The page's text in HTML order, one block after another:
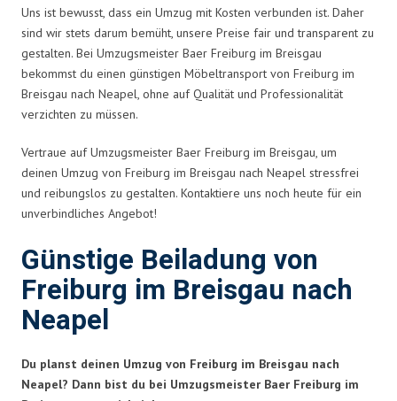
Uns ist bewusst, dass ein Umzug mit Kosten verbunden ist. Daher
sind wir stets darum bemüht, unsere Preise fair und transparent zu
gestalten. Bei Umzugsmeister Baer Freiburg im Breisgau
bekommst du einen günstigen Möbeltransport von Freiburg im
Breisgau nach Neapel, ohne auf Qualität und Professionalität
verzichten zu müssen.
Vertraue auf Umzugsmeister Baer Freiburg im Breisgau, um
deinen Umzug von Freiburg im Breisgau nach Neapel stressfrei
und reibungslos zu gestalten. Kontaktiere uns noch heute für ein
unverbindliches Angebot!
Günstige Beiladung von
Freiburg im Breisgau nach
Neapel
Du planst deinen Umzug von Freiburg im Breisgau nach
Neapel? Dann bist du bei Umzugsmeister Baer Freiburg im